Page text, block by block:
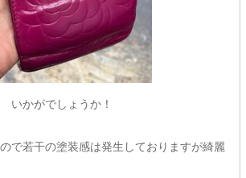
いかがでしょうか！
で若干の塗装感は発生しておりますが綺麗